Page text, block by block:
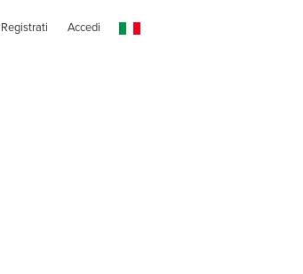
Registrati Accedi